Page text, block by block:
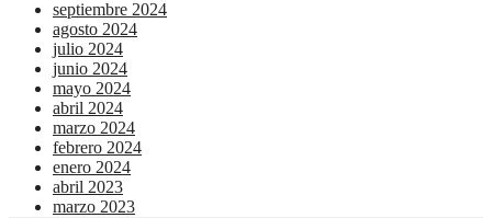
septiembre 2024
agosto 2024
julio 2024
junio 2024
mayo 2024
abril 2024
marzo 2024
febrero 2024
enero 2024
abril 2023
marzo 2023